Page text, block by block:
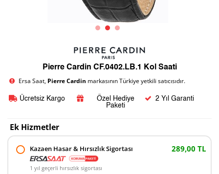
Pierre Cardin CF.0402.LB.1 Kol Saati
Ersa Saat, Pierre Cardin markasının Türkiye yetkili satıcısıdır.
Ücretsiz Kargo
Özel Hediye
Paketi
2 Yıl Garanti
Ek Hizmetler
Kazaen Hasar & Hırsızlık Sigortası 289,00 TL
1 yıl geçerli hırsızlık sigortası